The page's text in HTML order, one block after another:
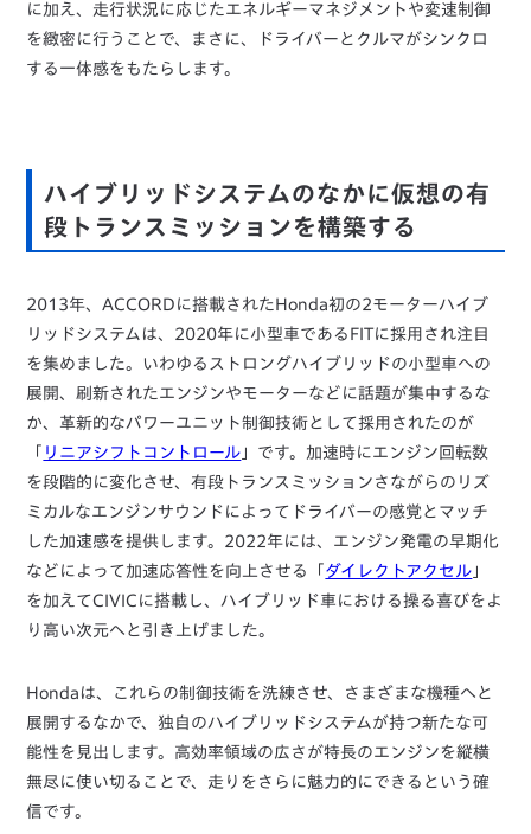
に加え、走行状況に応じたエネルギーマネジメントや変速制御
を緻密に行うことで、まさに、ドライバーとクルマがシンクロ
する一体感をもたらします。
ハイブリッドシステムのなかに仮想の有
段トランスミッションを構築する
2013年、ACCORDに搭載されたHonda初の2モーターハイブ
リッドシステムは、2020年に小型車であるFITに採用され注目
を集めました。いわゆるストロングハイブリッドの小型車への
展開、刷新されたエンジンやモーターなどに話題が集中するな
か、革新的なパワーユニット制御技術として採用されたのが
「 リニアシフトコントロール 」です。加速時にエンジン回転数
を段階的に変化させ、有段トランスミッションさながらのリズ
ミカルなエンジンサウンドによってドライバーの感覚とマッチ
した加速感を提供します。2022年には、エンジン発電の早期化
などによって加速応答性を向上させる「 ダイレクトアクセル 」
を加えてCIVICに搭載し、ハイブリッド車における操る喜びをよ
り高い次元へと引き上げました。
Hondaは、これらの制御技術を洗練させ、さまざまな機種へと
展開するなかで、独自のハイブリッドシステムが持つ新たな可
能性を見出します。高効率領域の広さが特長のエンジンを縦横
無尽に使い切ることで、走りをさらに魅力的にできるという確
信です。